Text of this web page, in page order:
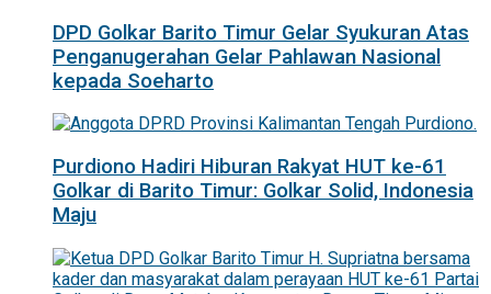
DPD Golkar Barito Timur Gelar Syukuran Atas
Penganugerahan Gelar Pahlawan Nasional
kepada Soeharto
Purdiono Hadiri Hiburan Rakyat HUT ke-61
Golkar di Barito Timur: Golkar Solid, Indonesia
Maju